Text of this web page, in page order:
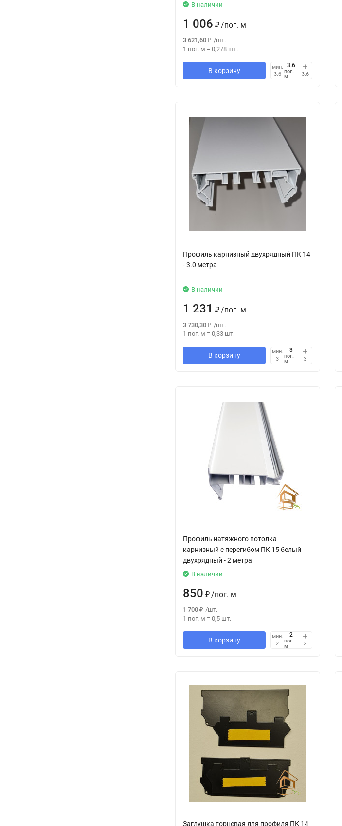
В наличии
1 006 ₽/пог. м
3 621,60 ₽ /шт.
1 пог. м = 0,278 шт.
В корзину
мин.
3.6 пог.
м
3.6
Профиль карнизный двухрядный ПК 14
- 3.0 метра
В наличии
1 231 ₽/пог. м
3 730,30 ₽ /шт.
1 пог. м = 0,33 шт.
В корзину
мин.
3
пог.
м
3
Профиль натяжного потолка
карнизный с перегибом ПК 15 белый
двухрядный - 2 метра
В наличии
850 ₽ /пог. м
1 700 ₽ /шт.
1 пог. м = 0,5 шт.
В корзину
мин.
2
пог.
м
2
Заглушка торцевая для профиля ПК 14